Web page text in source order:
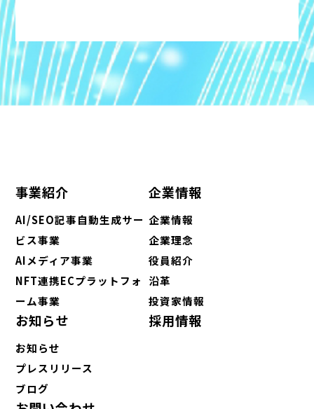
事業紹介
AI/SEO記事自動生成サー
ビス事業
AIメディア事業
NFT連携ECプラットフォ
ーム事業
企業情報
企業情報
企業理念
役員紹介
沿革
投資家情報
お知らせ
お知らせ
プレスリリース
ブログ
採用情報